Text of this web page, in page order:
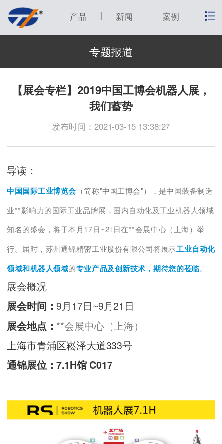
产品 新闻 案例
专题报道
【展会专栏】2019中国工博会机器人展，
我们蓄势
发布时间：2021-03-15 13:38:27
导读：
中国国际工业博览会（简称"中国工博会"）
，是中国装备制造
业**影响力的国际工业品牌展，国内自动化及工业机器人领域
知名的盛会，将于本月17日~21日在**会展中心（上海）举
行。届时，苏州通锦精密工业股份有限公司将展示工业自动化
领域和机器人领域的专业产品及创新技术，期待您的莅临。
展会概况
展会时间： 9月17日~9月21日
展会地点： **会展中心（上海）
上海市青浦区崧泽大道333号
通锦展位： 7.1H馆 C017